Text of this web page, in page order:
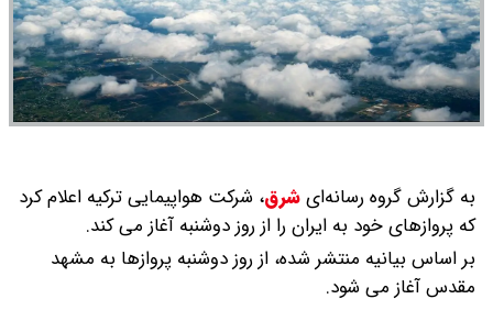
به گزارش گروه رسانه‌ایشرق، شرکت هواپیمایی ترکیه اعلام کرد
که پروازهای خود به ایران را از روز دوشنبه آغاز می کند.
بر اساس بیانیه منتشر شده، از روز دوشنبه پروازها به مشهد
مقدس آغاز می شود.